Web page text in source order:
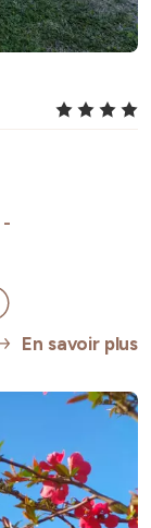
-
En savoir plus